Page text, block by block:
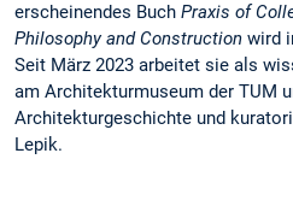
erscheinendes Buch Praxis of
Philosophy and Construction wird
Seit März 2023 arbeitet sie als
am Architekturmuseum der TUM
Architekturgeschichte und
Lepik.